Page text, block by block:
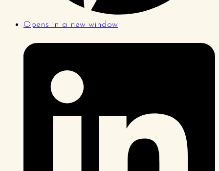
Opens in a new window